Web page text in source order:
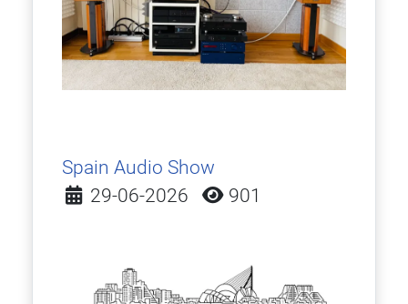
Spain Audio Show
Detalles
29-06-2026 901